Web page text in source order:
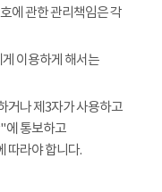
에 관한 관리책임은 각
이용하게 해서는
거나 제3자가 사용하고
에 통보하고
따라야 합니다.